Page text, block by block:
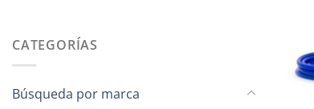
CATEGORÍAS
Búsqueda por marca